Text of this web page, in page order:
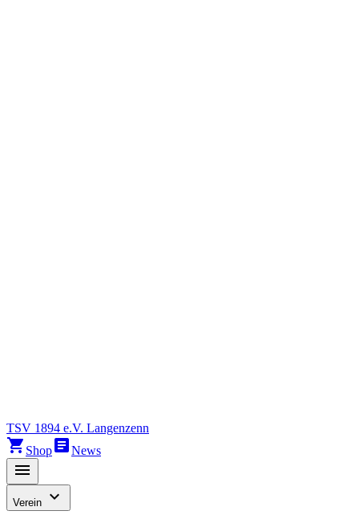
TSV 1894 e.V. Langenzenn
shopping_cart ShoparticleNews
menu
Verein expand_more